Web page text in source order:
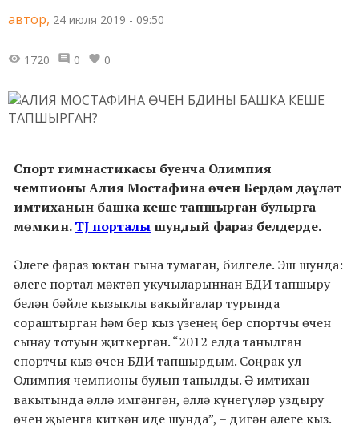
автор, 24 июля 2019 - 09:50
1720 0 0
Спорт гимнастикасы буенча Олимпия
чемпионы Алия Мостафина өчен Бердәм дәүләт
имтиханын башка кеше тапшырган булырга
мөмкин.TJ порталы шундый фараз белдерде.
Әлеге фараз юктан гына тумаган, билгеле. Эш шунда:
әлеге портал мәктәп укучыларыннан БДИ тапшыру
белән бәйле кызыклы вакыйгалар турында
сораштырган һәм бер кыз үзенең бер спортчы өчен
сынау тотуын җиткергән. “2012 елда танылган
спортчы кыз өчен БДИ тапшырдым. Соңрак ул
Олимпия чемпионы булып танылды. Ә имтихан
вакытында әллә имгәнгән, әллә күнегүләр уздыру
өчен җыенга киткән иде шунда”, – дигән әлеге кыз.